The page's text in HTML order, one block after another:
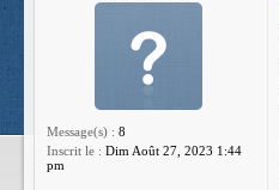
Message(s) : 8
Inscrit le : Dim Août 27, 2023 1:44
pm